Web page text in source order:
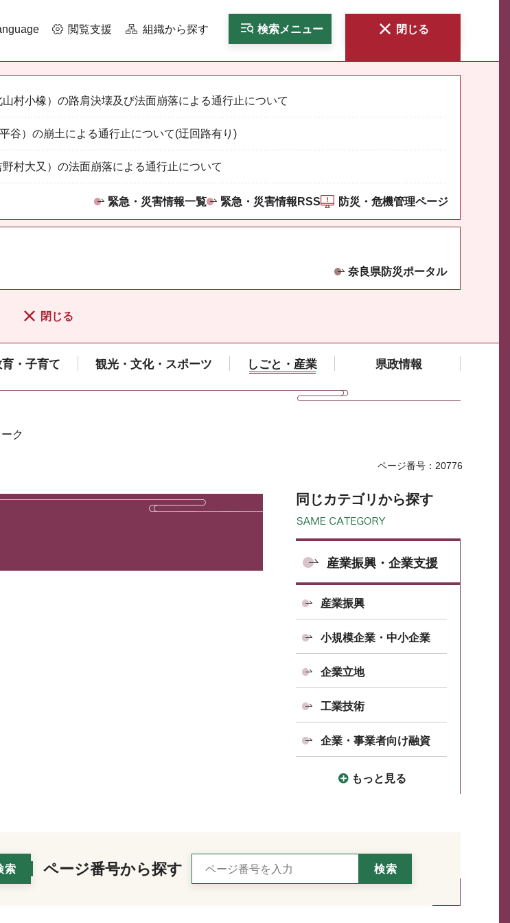
閲覧支援 組織から探す 検索メニュー 閉じる
村小橡）の路肩決壊及び法面崩落による通行止について
谷）の崩土による通行止について(迂回路有り)
村大又）の法面崩落による通行止について
緊急・災害情報一覧 緊急・災害情報RSS 防災・危機管理ページ
奈良県防災ポータル
閉じる
・子育て 観光・文化・スポーツ しごと・産業 県政情報
ク
ページ番号：20776
同じカテゴリから探す
産業振興・企業支援
産業振興
小規模企業・中小企業
企業立地
工業技術
企業・事業者向け融資
もっと見る
ページ番号から探す